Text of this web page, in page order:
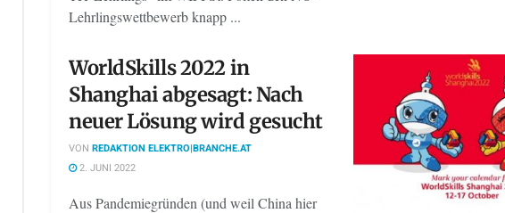
Lehrlingswettbewerb knapp ...
WorldSkills 2022 in
Shanghai abgesagt: Nach
neuer Lösung wird gesucht
VON REDAKTION ELEKTRO|BRANCHE.AT
2. JUNI 2022
Aus Pandemiegründen (und weil China hier